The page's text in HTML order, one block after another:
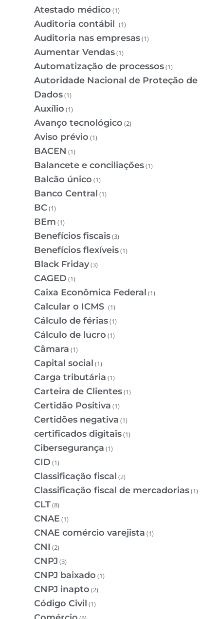
Atestado médico (1)
Auditoria contábil (1)
Auditoria nas empresas(1)
Aumentar Vendas(1)
Automatização de processos(1)
Autoridade Nacional de Proteção de
Dados(1)
Auxílio (1)
Avanço tecnológico (2)
Aviso prévio (1)
BACEN (1)
Balancete e conciliações(1)
Balcão único (1)
Banco Central (1)
BC(1)
BEm (1)
Benefícios fiscais(3)
Benefícios flexíveis(1)
Black Friday(3)
CAGED (1)
Caixa Econômica Federal (1)
Calcular o ICMS (1)
Cálculo de férias(1)
Cálculo de lucro (1)
Câmara (1)
Capital social (1)
Carga tributária (1)
Carteira de Clientes(1)
Certidão Positiva (1)
Certidões negativa (1)
certificados digitais(1)
Cibersegurança (1)
CID (1)
Classificação fiscal (2)
Classificação fiscal de mercadorias(1)
CLT(8)
CNAE(1)
CNAE comércio varejista (1)
CNI (2)
CNPJ (3)
CNPJ baixado (1)
CNPJ inapto (2)
Código Civil (1)